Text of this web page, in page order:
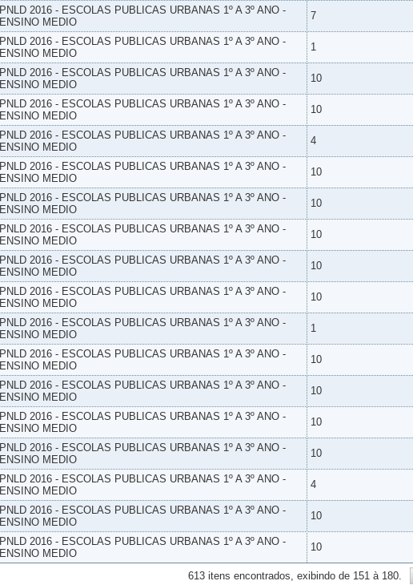
PNLD 2016 - ESCOLAS PUBLICAS URBANAS 1º A 3º ANO -
ENSINO MEDIO
7
PNLD 2016 - ESCOLAS PUBLICAS URBANAS 1º A 3º ANO -
ENSINO MEDIO
1
PNLD 2016 - ESCOLAS PUBLICAS URBANAS 1º A 3º ANO -
ENSINO MEDIO
10
PNLD 2016 - ESCOLAS PUBLICAS URBANAS 1º A 3º ANO -
ENSINO MEDIO
10
PNLD 2016 - ESCOLAS PUBLICAS URBANAS 1º A 3º ANO -
ENSINO MEDIO
4
PNLD 2016 - ESCOLAS PUBLICAS URBANAS 1º A 3º ANO -
ENSINO MEDIO
10
PNLD 2016 - ESCOLAS PUBLICAS URBANAS 1º A 3º ANO -
ENSINO MEDIO
10
PNLD 2016 - ESCOLAS PUBLICAS URBANAS 1º A 3º ANO -
ENSINO MEDIO
10
PNLD 2016 - ESCOLAS PUBLICAS URBANAS 1º A 3º ANO -
ENSINO MEDIO
10
PNLD 2016 - ESCOLAS PUBLICAS URBANAS 1º A 3º ANO -
ENSINO MEDIO
10
PNLD 2016 - ESCOLAS PUBLICAS URBANAS 1º A 3º ANO -
ENSINO MEDIO
1
PNLD 2016 - ESCOLAS PUBLICAS URBANAS 1º A 3º ANO -
ENSINO MEDIO
10
PNLD 2016 - ESCOLAS PUBLICAS URBANAS 1º A 3º ANO -
ENSINO MEDIO
10
PNLD 2016 - ESCOLAS PUBLICAS URBANAS 1º A 3º ANO -
ENSINO MEDIO
10
PNLD 2016 - ESCOLAS PUBLICAS URBANAS 1º A 3º ANO -
ENSINO MEDIO
10
PNLD 2016 - ESCOLAS PUBLICAS URBANAS 1º A 3º ANO -
ENSINO MEDIO
4
PNLD 2016 - ESCOLAS PUBLICAS URBANAS 1º A 3º ANO -
ENSINO MEDIO
10
PNLD 2016 - ESCOLAS PUBLICAS URBANAS 1º A 3º ANO -
ENSINO MEDIO
10
613 itens encontrados, exibindo de 151 à 180.